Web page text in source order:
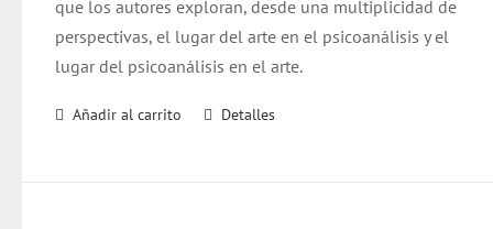
que los autores exploran, desde una multiplicidad de
perspectivas, el lugar del arte en el psicoanálisis y el
lugar del psicoanálisis en el arte.
Añadir al carrito Detalles